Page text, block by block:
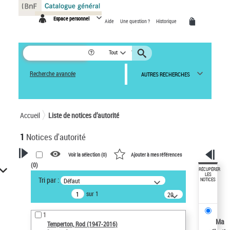
Espace personnel Aide Une question ? Historique
Tout
Recherche avancée AUTRES RECHERCHES
Accueil Liste de notices d’autorité
1 Notices d'autorité
VOTRE RECHERCHE
Recherche avancée dans les
notices d’autorité
Œuvres liées à l'auteur :
Temperton, Rod (1947-2016)
Voir la sélection (0) Ajouter à mes références
(0)
Tri par : Défaut
sur 1
20
résultats/page
1
Temperton, Rod (1947-2016)
RÉCUPÉRER
LES
NOTICES
Ma
Panneau de gestion des cookies